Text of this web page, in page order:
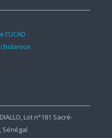
l'UCAD
Lot n°181 Sacré-
Sénégal